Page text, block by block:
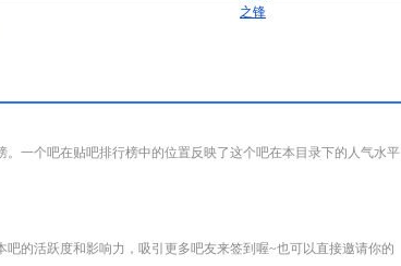
一个吧在贴吧排行榜中的位置反映了这个吧在本目录下的人气水平
的活跃度和影响力，吸引更多吧友来签到喔~也可以直接邀请你的